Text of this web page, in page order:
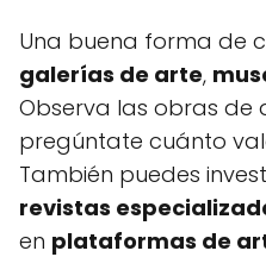
Una buena forma de
galerías de arte,
Observa las obras de
pregúntate cuánto
También puedes
revistas
en plataformas de